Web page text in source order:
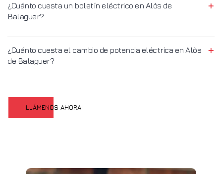
¿Cuánto cuesta un boletín eléctrico en Alòs de
Balaguer?
¿Cuánto cuesta el cambio de potencia eléctrica en Alòs
de Balaguer?
¡LLÁMENOS AHORA!